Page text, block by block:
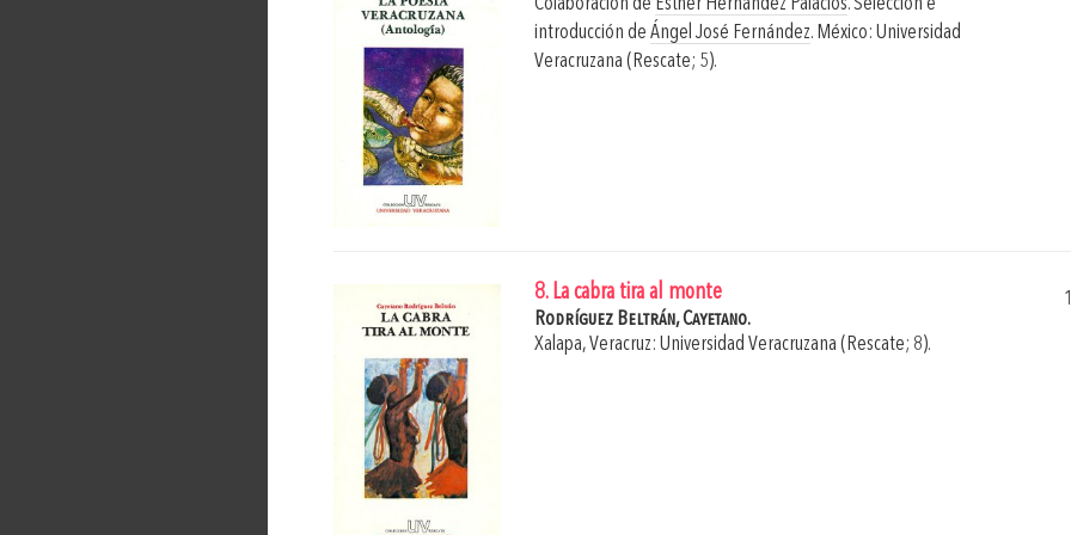
introducción deÁngel José Fernández. México: Universidad
Veracruzana (Rescate; 5).
8. La cabra tira al monte
Rodríguez Beltrán, Cayetano.
Xalapa, Veracruz: Universidad Veracruzana (Rescate; 8).